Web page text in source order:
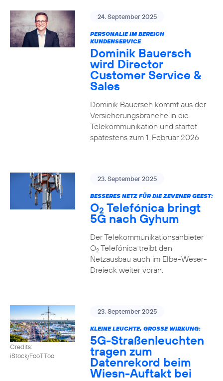
24. September 2025
PERSONALIE IM BEREICH
KUNDENSERVICE
Dominik Bauersch
wird Director
Customer Service &
Sales
Dominik Bauersch kommt aus der
Versicherungsbranche in die
Telekommunikation und startet
spätestens zum 1. Februar 2026
23. September 2025
BESSERES NETZ FÜR DIE ZEVENER GEEST:
O2 Telefónica bringt
5G nach Gyhum
Der Telekommunikationsanbieter
O2Telefónica treibt den
Netzausbau auch im Elbe-Weser-
Dreieck weiter voran.
Credits:
iStock/FooTToo
23. September 2025
KLEINE LEUCHTE, GROSSE WIRKUNG:
5G-Straßenleuchten
tragen zum
Datenrekord beim
Wiesn-Auftakt bei